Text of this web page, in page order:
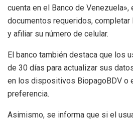
cuenta en el Banco de Venezuela»,
documentos requeridos,
y afiliar su número de celular.
El banco también destaca que los
de 30 días para actualizar sus
en los dispositivos BiopagoBDV o
preferencia.
Asimismo, se informa que si el